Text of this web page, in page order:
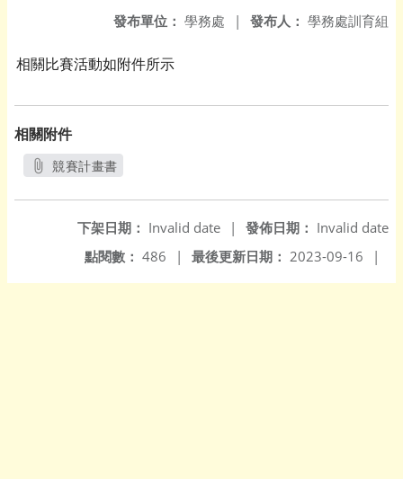
發布人： 學務處訓育組
發布單位： 學務處 |
相關比賽活動如附件所示
相關附件
競賽計畫書
發佈日期： Invalid date
下架日期： Invalid date
|
最後更新日期： 2023-09-16 |
點閱數： 486 |